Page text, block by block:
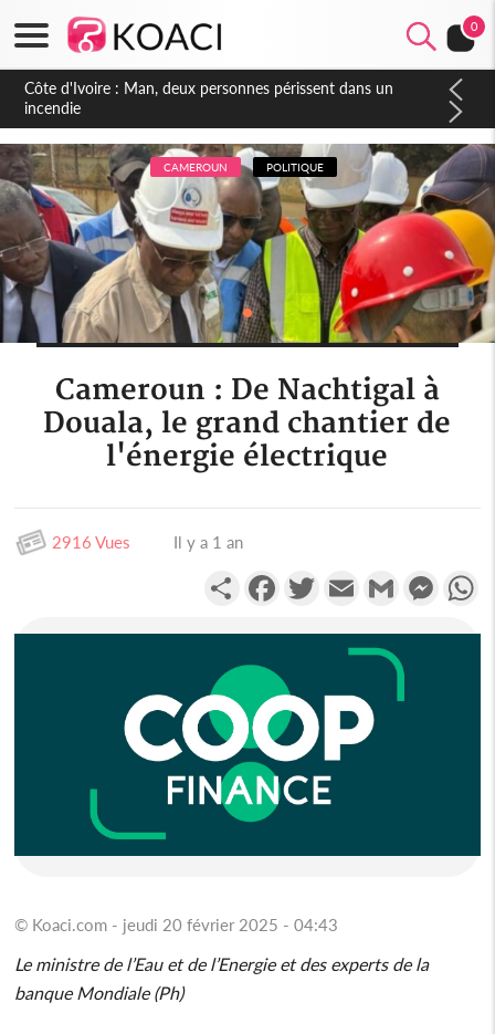
0
Côte d'Ivoire : Séileu, la célébration de la fête nationale
transformée en vaste campagne contre les produits
dépigmentants dangereux
CAMEROUN POLITIQUE
Cameroun : De Nachtigal à
Douala, le grand chantier de
l'énergie électrique
2916 Vues Il y a 1 an
PartagerFacebookTwitterEmail Gmail
© Koaci.com - jeudi 20 février 2025 - 04:43
Le ministre de l’Eau et de l’Energie et des experts de la
banque Mondiale (Ph)